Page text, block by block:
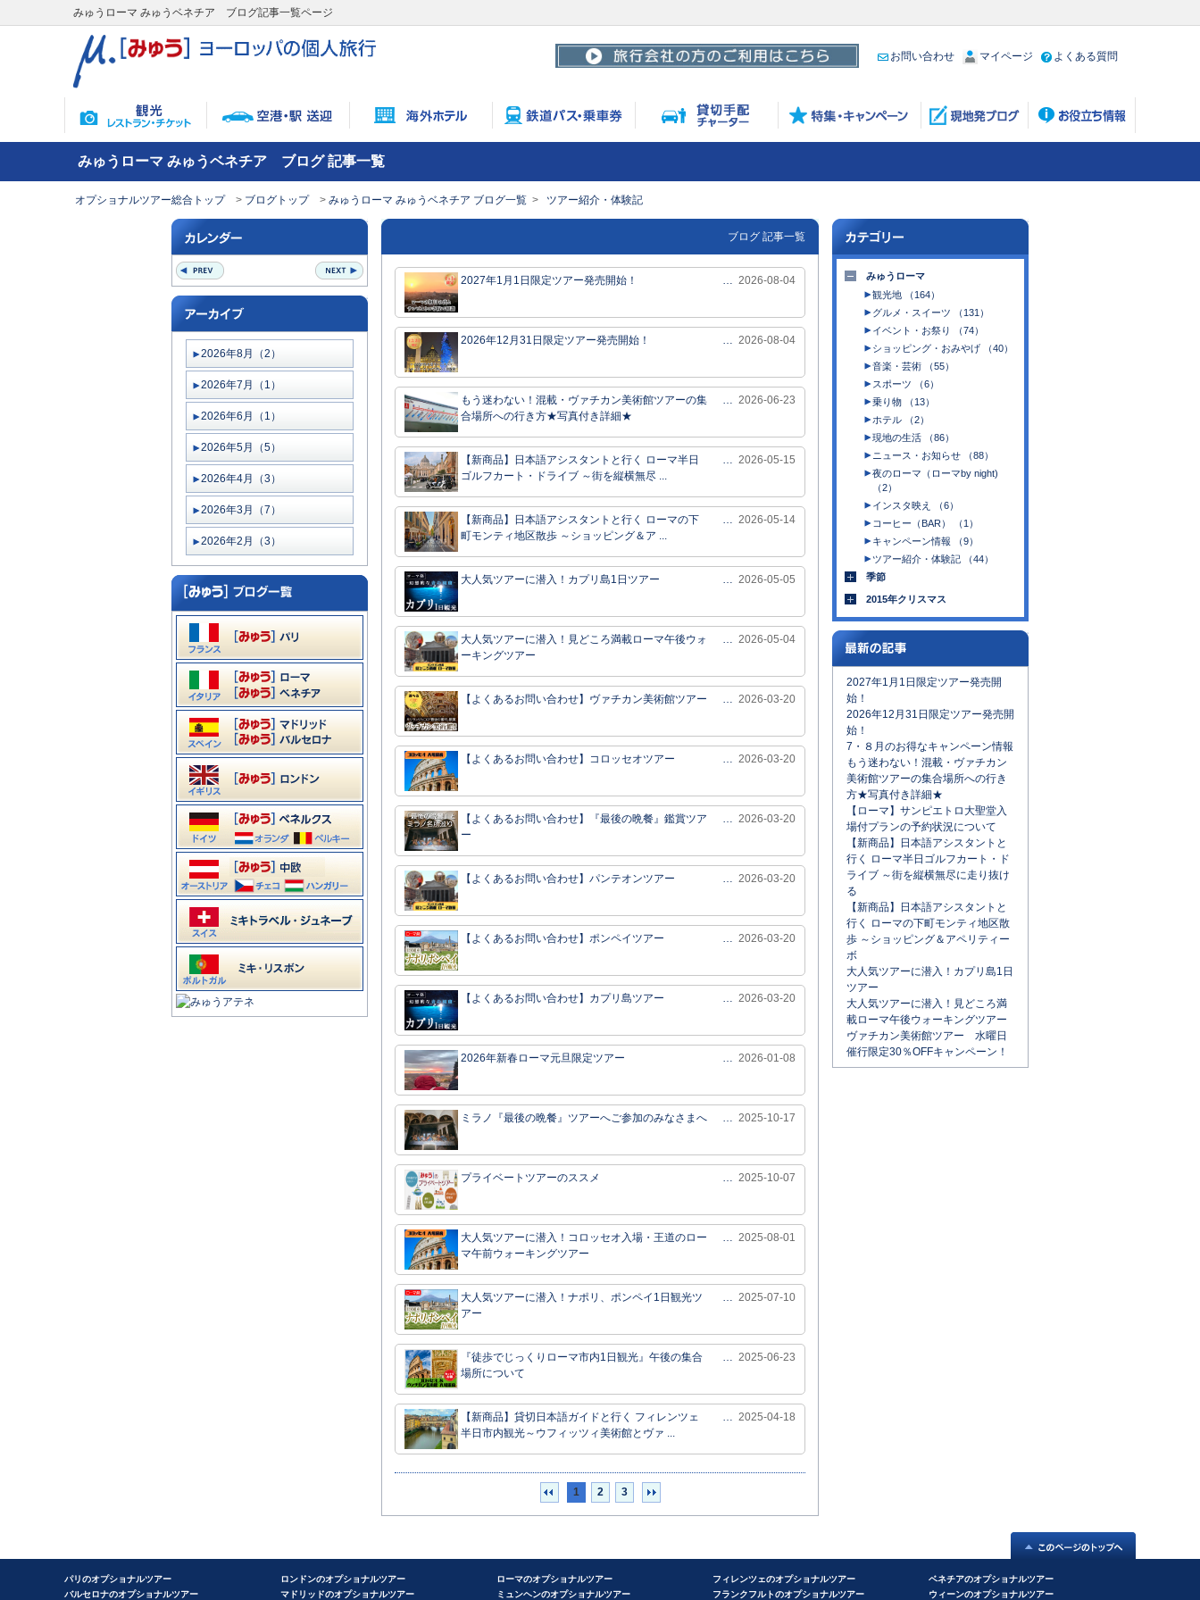
みゅうローマ みゅうベネチア ブログ記事一覧ページ
お問い合わせ マイページ よくある質問
みゅうローマ みゅうベネチア ブログ 記事一覧
オプショナルツアー総合トップ ブログトップ みゅうローマ みゅうベネチア ブログ一覧 ツアー紹介・体験記
2026年8月（2）
2026年7月（1）
2026年6月（1）
2026年5月（5）
2026年4月（3）
2026年3月（7）
2026年2月（3）
ブログ 記事一覧
2027年1月1日限定ツアー発売開始！ … 2026-08-04
2026年12月31日限定ツアー発売開始！ … 2026-08-04
もう迷わない！混載・ヴァチカン美術館ツアーの集
合場所への行き方★写真付き詳細★
… 2026-06-23
【新商品】日本語アシスタントと行く ローマ半日
ゴルフカート・ドライブ ～街を縦横無尽 ...
… 2026-05-15
【新商品】日本語アシスタントと行く ローマの下
町モンティ地区散歩 ～ショッピング＆ア ...
… 2026-05-14
大人気ツアーに潜入！カプリ島1日ツアー … 2026-05-05
大人気ツアーに潜入！見どころ満載ローマ午後ウォ
ーキングツアー
… 2026-05-04
【よくあるお問い合わせ】ヴァチカン美術館ツアー … 2026-03-20
【よくあるお問い合わせ】コロッセオツアー … 2026-03-20
【よくあるお問い合わせ】『最後の晩餐』鑑賞ツア
ー
… 2026-03-20
【よくあるお問い合わせ】パンテオンツアー … 2026-03-20
【よくあるお問い合わせ】ポンペイツアー … 2026-03-20
【よくあるお問い合わせ】カプリ島ツアー … 2026-03-20
2026年新春ローマ元旦限定ツアー … 2026-01-08
ミラノ『最後の晩餐』ツアーへご参加のみなさまへ … 2025-10-17
プライベートツアーのススメ … 2025-10-07
大人気ツアーに潜入！コロッセオ入場・王道のロー
マ午前ウォーキングツアー
… 2025-08-01
大人気ツアーに潜入！ナポリ、ポンペイ1日観光ツ
アー
… 2025-07-10
『徒歩でじっくりローマ市内1日観光』午後の集合
場所について
… 2025-06-23
【新商品】貸切日本語ガイドと行く フィレンツェ
半日市内観光～ウフィッツィ美術館とヴァ ...
… 2025-04-18
1 2 3
みゅうローマ
観光地 （164）
グルメ・スイーツ （131）
イベント・お祭り （74）
ショッピング・おみやげ （40）
音楽・芸術 （55）
スポーツ （6）
乗り物 （13）
ホテル （2）
現地の生活 （86）
ニュース・お知らせ （88）
夜のローマ（ローマby night)
（2）
インスタ映え （6）
コーヒー（BAR） （1）
キャンペーン情報 （9）
ツアー紹介・体験記 （44）
季節
2015年クリスマス
2027年1月1日限定ツアー発売開
始！
2026年12月31日限定ツアー発売開
始！
7・８月のお得なキャンペーン情報
もう迷わない！混載・ヴァチカン
美術館ツアーの集合場所への行き
方★写真付き詳細★
【ローマ】サンピエトロ大聖堂入
場付プランの予約状況について
【新商品】日本語アシスタントと
行く ローマ半日ゴルフカート・ド
ライブ ～街を縦横無尽に走り抜け
る
【新商品】日本語アシスタントと
行く ローマの下町モンティ地区散
歩 ～ショッピング＆アペリティー
ボ
大人気ツアーに潜入！カプリ島1日
ツアー
大人気ツアーに潜入！見どころ満
載ローマ午後ウォーキングツアー
ヴァチカン美術館ツアー 水曜日
催行限定30％OFFキャンペーン！
パリのオプショナルツアー
バルセロナのオプショナルツアー
ロンドンのオプショナルツアー
マドリッドのオプショナルツアー
ローマのオプショナルツアー
ミュンヘンのオプショナルツアー
フィレンツェのオプショナルツアー
フランクフルトのオプショナルツアー
ベネチアのオプショナルツアー
ウィーンのオプショナルツアー